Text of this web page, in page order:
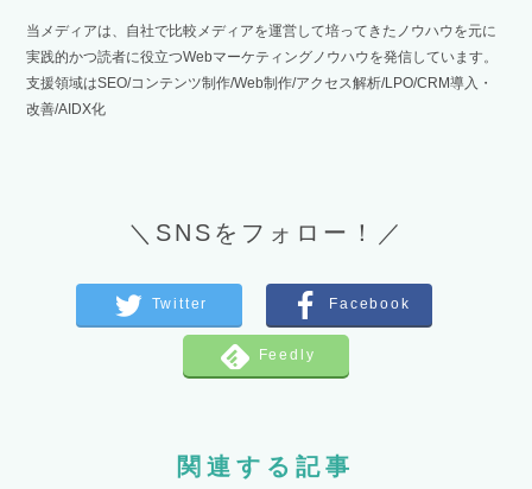
当メディアは、自社で比較メディアを運営して培ってきたノウハウを元に
実践的かつ読者に役立つWebマーケティングノウハウを発信しています。
支援領域はSEO/コンテンツ制作/Web制作/アクセス解析/LPO/CRM導入・
改善/AIDX化
＼SNSをフォロー！／
関連する記事